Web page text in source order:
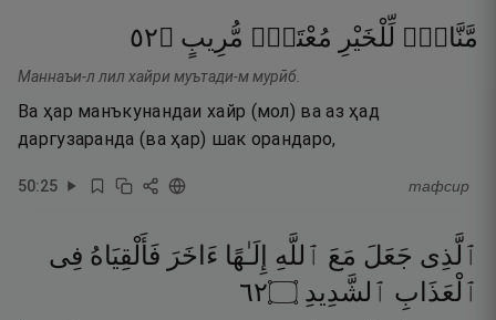
مَّنَّاعٍۢ لِّلْخَيْرِ مُعْتَدٍۢ مُّرِيبٍ ۝٢٥
Маннаъи-л лил хайри муътади-м мурӣб.
Ва ҳар манъкунандаи хайр (мол) ва аз ҳад
даргузаранда (ва ҳар) шак орандаро,
50:25 тафсир
ٱلَّذِى جَعَلَ مَعَ ٱللَّهِ إِلَـٰهًا ءَاخَرَ فَأَلْقِيَاهُ فِى
ٱلْعَذَابِ ٱلشَّدِيدِ ۝٢٦